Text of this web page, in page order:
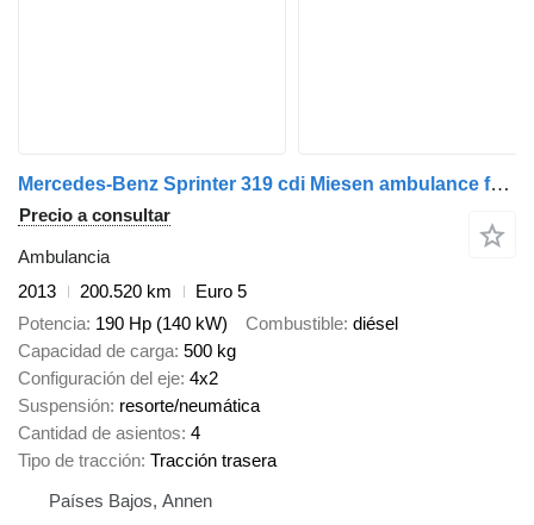
Mercedes-Benz Sprinter 319 cdi Miesen ambulance full option 190 HP
Precio a consultar
Ambulancia
2013
200.520 km
Euro 5
Potencia 190 Hp (140 kW) Combustible diésel
Capacidad de carga 500 kg
Configuración del eje 4x2
Suspensión resorte/neumática
Cantidad de asientos 4
Tipo de tracción Tracción trasera
Países Bajos, Annen